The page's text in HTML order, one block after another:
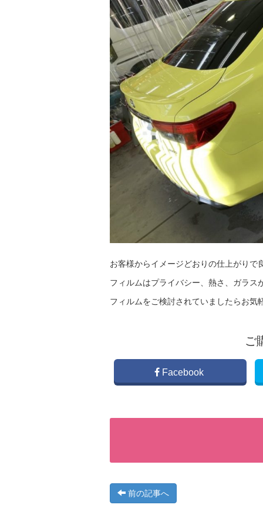
お客様からイメージどおりの仕上がり
フィルムはプライバシー、熱さ、ガラ
フィルムをご検討されていましたらお気
ご
Facebook
前の記事へ